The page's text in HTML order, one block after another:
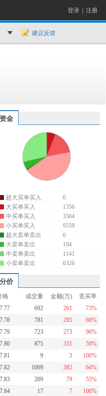
登录 注册
建议反馈
资金
超大买单买入
0
大买单买入
1356
中买单买入
3504
小买单买入
9559
超大卖单卖出
0
大卖单卖出
194
中卖单卖出
1141
小卖单卖出
6326
分价
格 成交量 金额(万)
竞买率
692 261
73%
781 295
66%
723 273
96%
875 331
59%
9 3
100%
1009 382
64%
209 79
55%
17 7 100%